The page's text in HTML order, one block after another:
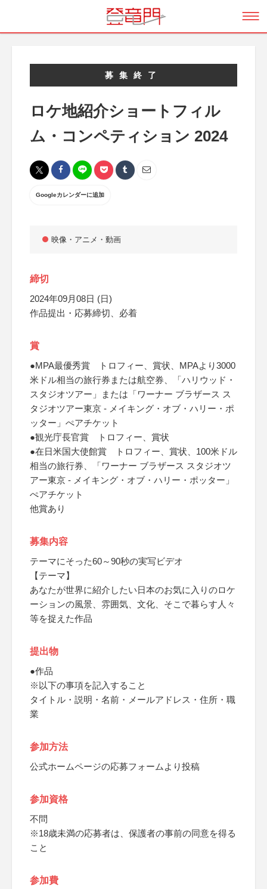
募集終了
ロケ地紹介ショートフィル
ム・コンペティション 2024
Googleカレンダーに追加
映像・アニメ・動画
締切
2024年09月08日 (日)
作品提出・応募締切、必着
賞
●MPA最優秀賞 トロフィー、賞状、MPAより3000
米ドル相当の旅行券または航空券、「ハリウッド・
スタジオツアー」または「ワーナー ブラザース ス
タジオツアー東京 - メイキング・オブ・ハリー・ポ
ッター」ぺアチケット
●観光庁長官賞 トロフィー、賞状
●在日米国大使館賞 トロフィー、賞状、100米ドル
相当の旅行券、「ワーナー ブラザース スタジオツ
アー東京 - メイキング・オブ・ハリー・ポッター」
ぺアチケット
他賞あり
募集内容
テーマにそった60～90秒の実写ビデオ
【テーマ】
あなたが世界に紹介したい日本のお気に入りのロケ
ーションの風景、雰囲気、文化、そこで暮らす人々
等を捉えた作品
提出物
●作品
※以下の事項を記入すること
タイトル・説明・名前・メールアドレス・住所・職
業
参加方法
公式ホームページの応募フォームより投稿
参加資格
不問
※18歳未満の応募者は、保護者の事前の同意を得る
こと
参加費